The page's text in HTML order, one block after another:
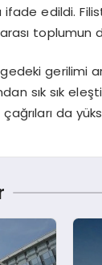
ifade edildi.
toplumun
gerilimi
sık sık
da